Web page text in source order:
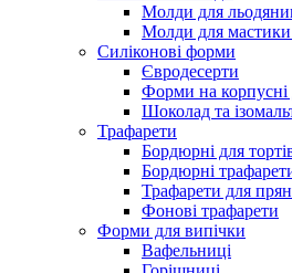
Молди для
Молди для мастики
Силіконові форми
Євродесерти
Форми на корпусні
Шоколад та
Трафарети
Бордюрні для
Бордюрні
Трафарети для
Фонові трафарети
Форми для випічки
Вафельниці